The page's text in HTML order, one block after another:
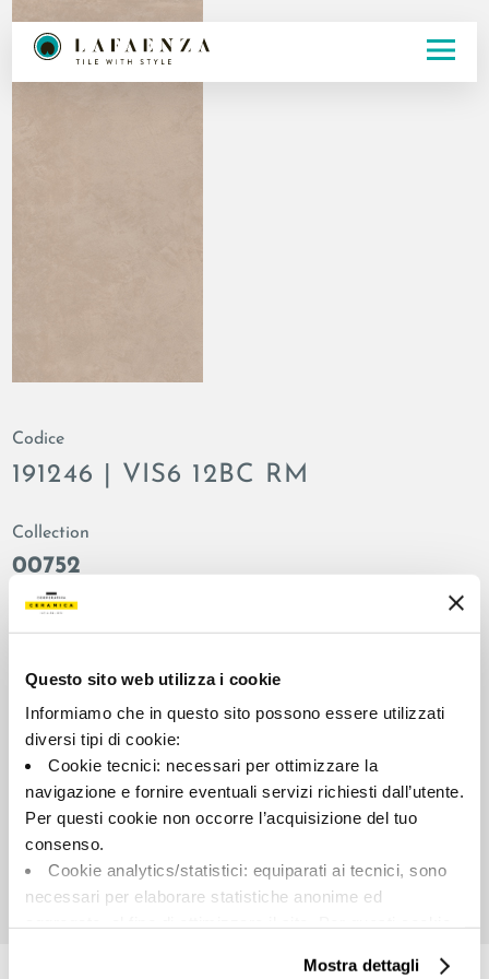
Questo sito web utilizza i cookie
Informiamo che in questo sito possono essere utilizzati
diversi tipi di cookie:
Cookie tecnici: necessari per ottimizzare la
navigazione e fornire eventuali servizi richiesti dall’utente.
Per questi cookie non occorre l’acquisizione del tuo
consenso.
Cookie analytics/statistici: equiparati ai tecnici, sono
necessari per elaborare statistiche anonime ed
Cookie di profilazione/marketing: sono utilizzati, solo
Mostra dettagli
Codice
191246 | VIS6 12BC RM
Collection
00752
Colors:
Biscuit
Plain
Format:
60.0x120.0
natural
matt
Shade variations:
Unit of measure:
MQ